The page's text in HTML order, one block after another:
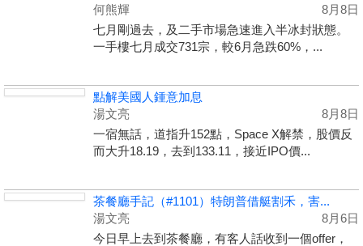
何熊輝
8月8日
七月剛過去，及二手市場急速進入半冰封狀態。
一手樓七月成交731宗，較6月急跌60%，...
點解美國人鍾意加息
湯文亮
8月8日
一宿無話，道指升152點，Space X解禁，股價反
而大升18.19，去到133.11，接近IPO價...
茶餐廳手記（#1101）特朗普借艇割禾，害...
湯文亮
8月6日
今日早上去到茶餐廳，有客人話收到一個offer，